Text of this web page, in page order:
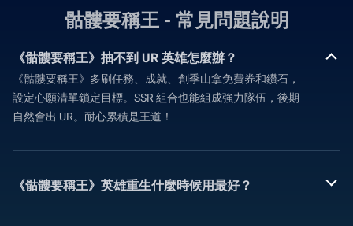
骷髏要稱王 - 常見問題說明
《骷髏要稱王》抽不到 UR 英雄怎麼辦？
《骷髏要稱王》多刷任務、成就、創季山拿免費券和鑽石，
設定心願清單鎖定目標。SSR 組合也能組成強力隊伍，後期
自然會出 UR。耐心累積是王道！
《骷髏要稱王》英雄重生什麼時候用最好？